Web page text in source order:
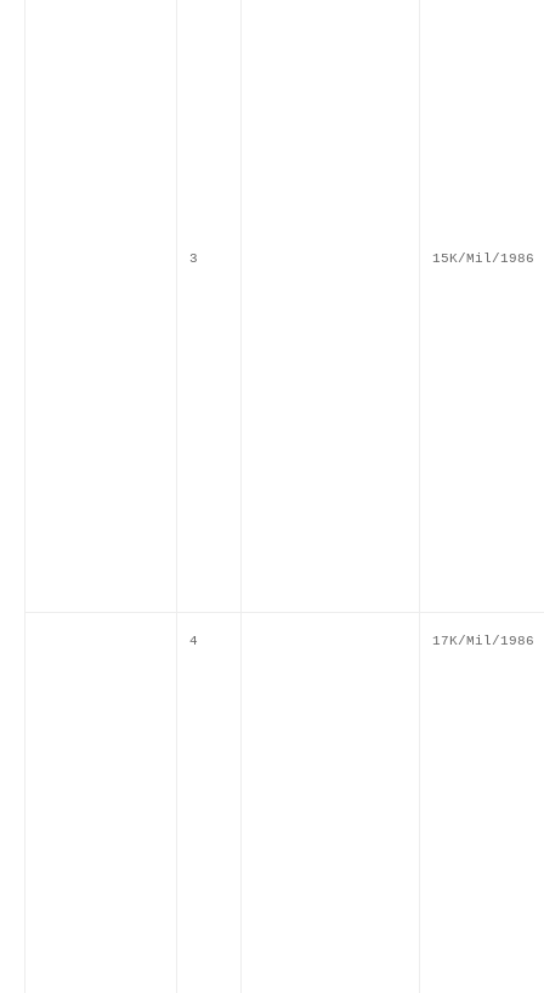
3 15K/Mil/1986
4 17K/Mil/1986